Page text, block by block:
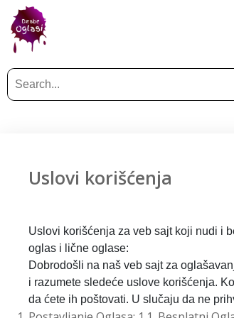
Uslovi korišćenja
Uslovi korišćenja za veb sajt koji nudi i
oglas i lične oglase:
Dobrodošli na naš veb sajt za
i razumete sledeće uslove korišćenja.
da ćete ih poštovati. U slučaju da ne